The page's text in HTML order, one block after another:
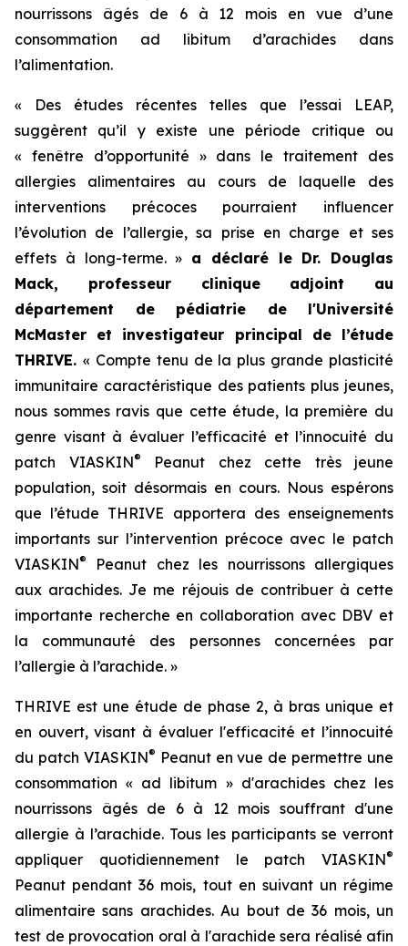
nourrissons âgés de 6 à 12 mois en vue d’une
consommation ad libitum d’arachides dans
l’alimentation.
« Des études récentes telles que l’essai LEAP,
suggèrent qu’il y existe une période critique ou
« fenêtre d’opportunité » dans le traitement des
allergies alimentaires au cours de laquelle des
interventions précoces pourraient influencer
l’évolution de l’allergie, sa prise en charge et ses
effets à long-terme. » a déclaré le Dr. Douglas
Mack, professeur clinique adjoint au
département de pédiatrie de l'Université
McMaster et investigateur principal de l’étude
THRIVE. « Compte tenu de la plus grande plasticité
immunitaire caractéristique des patients plus jeunes,
nous sommes ravis que cette étude, la première du
genre visant à évaluer l’efficacité et l’innocuité du
patch VIASKIN®
Peanut chez cette très jeune
population, soit désormais en cours. Nous espérons
que l’étude THRIVE apportera des enseignements
importants sur l’intervention précoce avec le patch
VIASKIN®
Peanut chez les nourrissons allergiques
aux arachides. Je me réjouis de contribuer à cette
importante recherche en collaboration avec DBV et
la communauté des personnes concernées par
l’allergie à l’arachide. »
THRIVE est une étude de phase 2, à bras unique et
en ouvert, visant à évaluer l'efficacité et l’innocuité
du patch VIASKIN® Peanut en vue de permettre une
consommation « ad libitum » d'arachides chez les
nourrissons âgés de 6 à 12 mois souffrant d'une
allergie à l’arachide. Tous les participants se verront
appliquer quotidiennement le patch VIASKIN®
Peanut pendant 36 mois, tout en suivant un régime
alimentaire sans arachides. Au bout de 36 mois, un
test de provocation oral à l'arachide sera réalisé afin